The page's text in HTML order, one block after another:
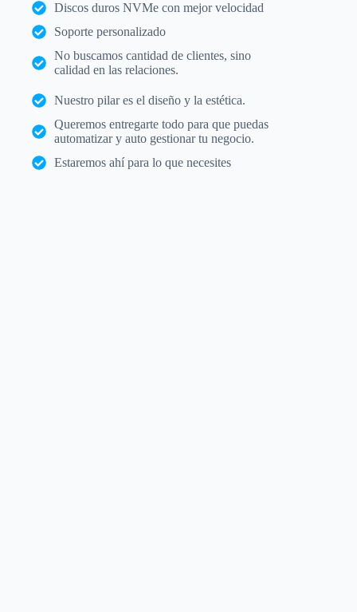
Discos duros NVMe con mejor velocidad
Soporte personalizado
No buscamos cantidad de clientes, sino
calidad en las relaciones.
Nuestro pilar es el diseño y la estética.
Queremos entregarte todo para que puedas
automatizar y auto gestionar tu negocio.
Estaremos ahí para lo que necesites